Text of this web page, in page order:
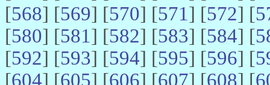
[568] [569] [570] [571] [572] [
[580] [581] [582] [583] [584] [
[592] [593] [594] [595] [596] [
[604] [605] [606] [607] [608] [